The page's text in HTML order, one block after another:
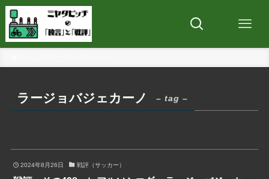
ラージョバジェカーノ – tag –
2024年8月26日 戦評（サッカー）